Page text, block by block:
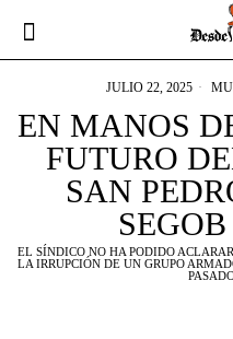
JULIO 22, 2025
EN MANOS
FUTURO
SAN
EL SÍNDICO NO HA PODIDO
LA IRRUPCIÓN DE UN GRUPO